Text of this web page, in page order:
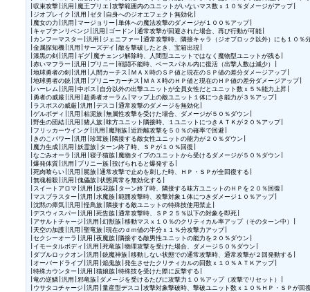
|収束攻撃|汎用|魔王プリエ|攻撃範囲内のユニットがいないマス数ｘ１０％ダメージがアップ|
|ジオブレイク|汎用|ゼタ|自身へのジオエフェクト無効化|
|魔女の力|汎用|マージョリー|単体への魔法攻撃のダメージが１００％アップ|
|キャプテンリベンジ|汎用|ゴードン|通常攻撃が回避された場合、再び行動が可能|
|カンフーマスター|汎用|ジェニファー|通常攻撃時、隣接キャラ（ジオブロック以外）にも１０％
|金属探知機|汎用|サーズデイ|敵を撃破したとき、宝箱出現|
|漆黒の剣|汎用|ギグ|魔チェンジ解除時、人間型ユニットではなく魔物型ユニットが残る|
|赤いマフラー|汎用|プリニー|戦闘不能時、ベースパネル内に復活（出撃人数は減少）|
|地球勇者の剣|汎用|人間カーチス|ＭＡＸ時のＳＰ値と現在のＳＰ値の差分ダメージアップ|
|地球勇者の銃|汎用|プリニーカーチス|ＭＡＸ時のＨＰ値と現在のＨＰ値の差分ダメージアップ|
|ハーレム|汎用|中ボス|自分以外の出撃ユニットが全員女性だとユニット数ｘ５％能力上昇|
|勇者の威厳|汎用|超勇者オーラム|マップ上の敵ユニット１体につき能力が３％アップ|
|ラスボスの威厳|汎用|デスコ|通常攻撃のダメージを無効化|
|ゲルボディ|汎用|粘泥族|無属性攻撃を受けた場合、ダメージが５０％ダウン|
|野生の団結|汎用|猪人族|味方ユニット隣接時、１ユニットにつきＡＴＫが２０％アップ|
|フリッカーウイング|汎用|魔翔族|近距離攻撃を５０％の確率で回避|
|きのこパワー|汎用|珍茸族|隣接する敵女性ユニットの能力が２０％ダウン|
|魔力生成|汎用|妖霊族|ターン終了時、ＳＰが１０％回復|
|なごみオーラ|汎用|寝子猫族|魔物タイプのユニットから受けるダメージが５０％ダウン|
|爆発体質|汎用|プリニー族|投げられると爆発する|
|死肉喰らい|汎用|屍族|通常攻撃で止めを刺した時、ＨＰ・ＳＰが全回復する|
|無魂相殺|汎用|傀儡族|状態異常を無効化する|
|スイートアロマ|汎用|妖花族|ターン終了時、隣接する味方ユニットのＨＰを２０％回復|
|マスブラスター|汎用|水魔族|範囲攻撃時、攻撃対象１体につきダメージ１０％アップ|
|沈黙の瘴気|汎用|怪鳥族|隣接する敵ユニットの特殊技使用禁止|
|デスウィスパー|汎用|死告族|通常攻撃時、ＳＰ２５％以下の対象を即死|
|アサルトチャージ|汎用|幻獣族|移動マスｘ１０％のクリティカル率アップ（そのターン中）|
|天空の加護|汎用|聖竜族|現在のｄｍ値の半分ｘ１％分攻撃力アップ|
|セクシーオーラ|汎用|夜魔族|隣接する敵男性ユニットの能力を２０％ダウン|
|イモータルボディ|汎用|死竜族|物理攻撃を受けた場合、ダメージ５０％ダウン|
|ダブルロックオン|汎用|銃魔神族|移動しない状態での通常攻撃時、通常攻撃が２回発動する|
|オーバードライブ|汎用|焔鬼族|発生させたクリティカルの回数ｘ１０％ＡＴＫアップ|
|特殊カウンター|汎用|猫娘族|特殊技を受けた際に反撃する|
|竜の逆鱗|汎用|邪竜族|ダメージを受けるたびに攻撃力１０％アップ（攻撃でリセット）|
|ウサタコチャージ|汎用|量産型デスコ|攻撃対象撃破時、撃破ユニット数ｘ１０％ＨＰ・ＳＰが回